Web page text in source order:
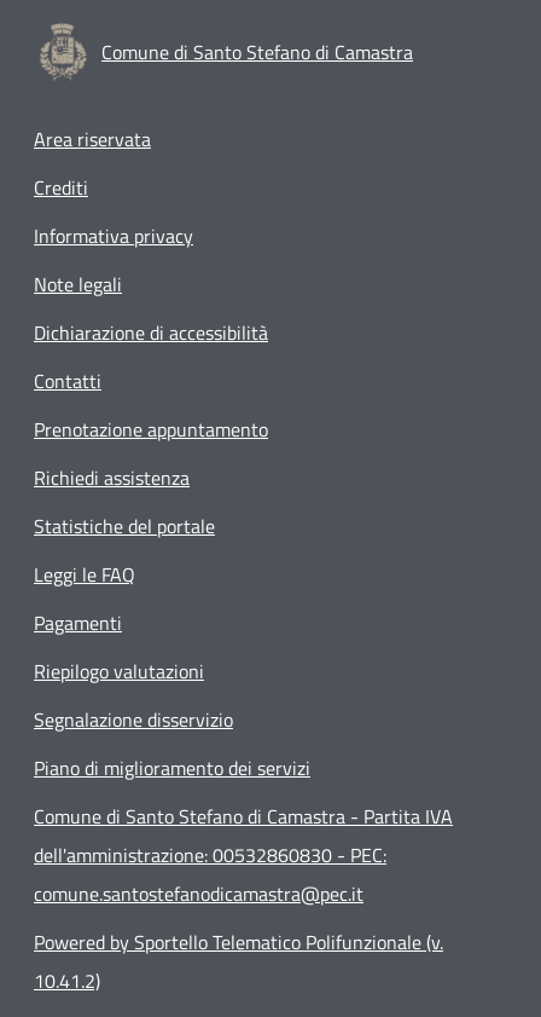
Comune di Santo Stefano di Camastra
Footer menu
Area riservata
Crediti
Informativa privacy
Note legali
Dichiarazione di accessibilità
Contatti
Prenotazione appuntamento
Richiedi assistenza
Statistiche del portale
Leggi le FAQ
Pagamenti
Riepilogo valutazioni
Segnalazione disservizio
Piano di miglioramento dei servizi
Comune di Santo Stefano di Camastra - Partita IVA
dell'amministrazione: 00532860830 - PEC:
comune.santostefanodicamastra@pec.it
Powered by Sportello Telematico Polifunzionale (v.
10.41.2)